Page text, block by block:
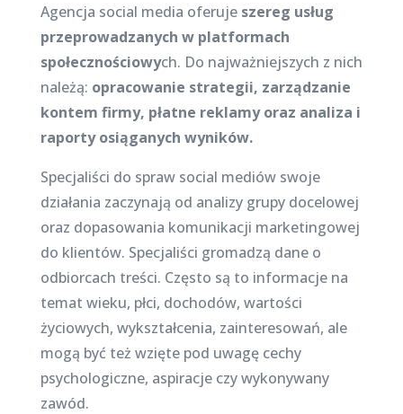
Agencja social media oferujeszereg usług
przeprowadzanych w platformach
społecznościowych. Do najważniejszych z nich
należą: opracowanie strategii, zarządzanie
kontem firmy, płatne reklamy oraz analiza i
raporty osiąganych wyników.
Specjaliści do spraw social mediów swoje
działania zaczynają od analizy grupy docelowej
oraz dopasowania komunikacji marketingowej
do klientów. Specjaliści gromadzą dane o
odbiorcach treści. Często są to informacje na
temat wieku, płci, dochodów, wartości
życiowych, wykształcenia, zainteresowań, ale
mogą być też wzięte pod uwagę cechy
psychologiczne, aspiracje czy wykonywany
zawód.